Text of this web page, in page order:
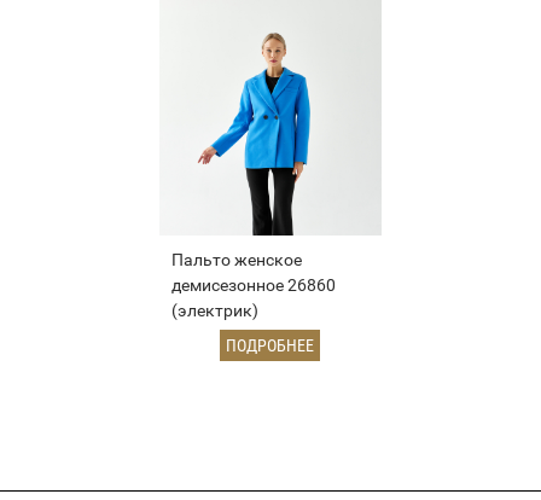
Пальто женское
демисезонное 26860
(электрик)
ПОДРОБНЕЕ